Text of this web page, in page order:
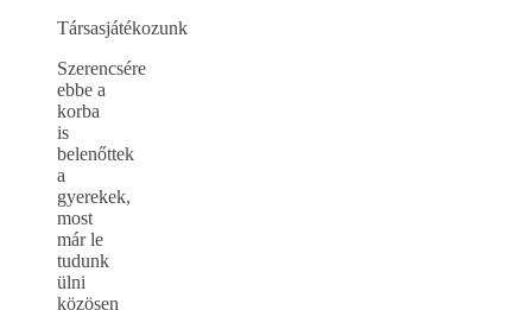
Társasjátékozunk
Szerencsére
ebbe a
korba
is
belenőttek
a
gyerekek,
most
már le
tudunk
ülni
közösen